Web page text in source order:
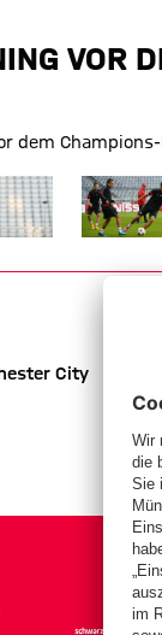
VOR
dem
voller GrößeZeige in
City